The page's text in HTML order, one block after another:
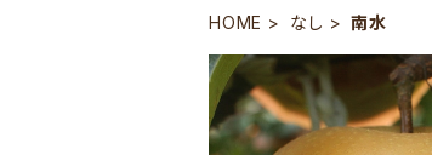
HOME なし 南水